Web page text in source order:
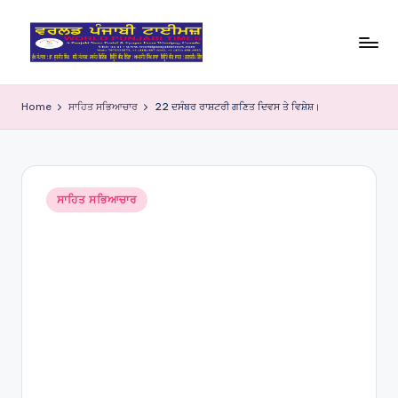
o
rl
d
Home ਸਾਹਿਤ ਸਭਿਆਚਾਰ 22 ਦਸੰਬਰ ਰਾਸ਼ਟਰੀ ਗਣਿਤ ਦਿਵਸ ਤੇ ਵਿਸ਼ੇਸ਼।
Posted
in
ਸਾਹਿਤ ਸਭਿਆਚਾਰ